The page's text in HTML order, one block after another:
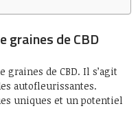
graines de CBD
de CBD. Il s’agit
autofleurissantes.
uniques et un potentiel